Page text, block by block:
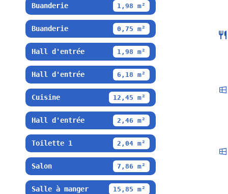
Buanderie 1,98 m²
Buanderie 0,75 m²
Hall d'entrée 1,98 m²
Hall d'entrée 6,18 m²
Cuisine 12,45 m²
Hall d'entrée 2,46 m²
Toilette 1 2,04 m²
Salon 7,86 m²
Salle à manger 15,85 m²